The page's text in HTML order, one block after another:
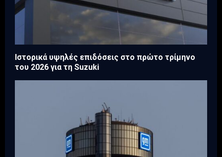
Ιστορικά υψηλές επιδόσεις στο πρώτο τρίμηνο
του 2026 για τη Suzuki